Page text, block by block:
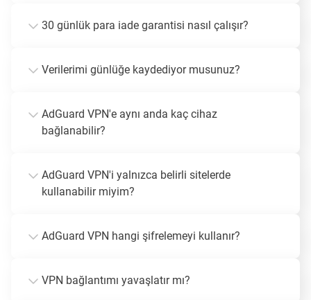
30 günlük para iade garantisi nasıl çalışır?
Verilerimi günlüğe kaydediyor musunuz?
AdGuard VPN'e aynı anda kaç cihaz
bağlanabilir?
AdGuard VPN'i yalnızca belirli sitelerde
kullanabilir miyim?
AdGuard VPN hangi şifrelemeyi kullanır?
VPN bağlantımı yavaşlatır mı?